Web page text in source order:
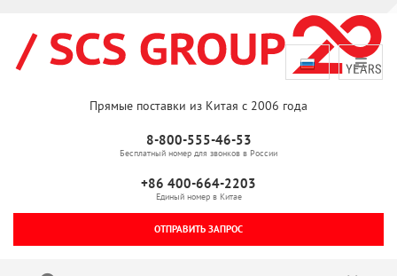
Прямые поставки из Китая с 2006 года
8-800-555-46-53
Бесплатный номер для звонков в России
+86 400-664-2203
Единый номер в Китае
ОТПРАВИТЬ ЗАПРОС